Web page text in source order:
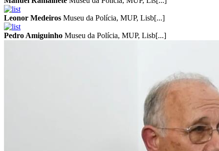
Leonor Medeiros Museu da Polícia, MUP, Lisb[...]
Pedro Amiguinho Museu da Polícia, MUP, Lisb[...]